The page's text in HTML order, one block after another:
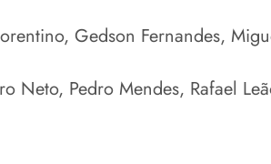
Gedson Fernandes,
Neto, Pedro Mendes, Rafael